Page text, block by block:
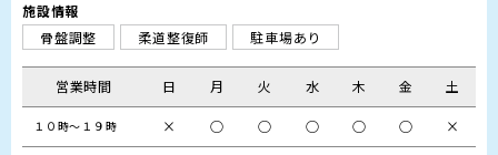
施設情報
骨盤調整
柔道整復師 駐車場あり
営業時間 日 月 火 水 木 金 土
１０時～１９時 × ○ ○ ○ ○ ○ ×